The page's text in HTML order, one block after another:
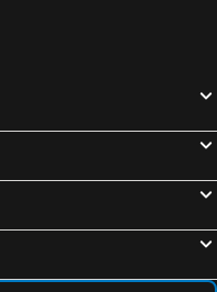
Ambassador Jeonju City Centre
라21호텔